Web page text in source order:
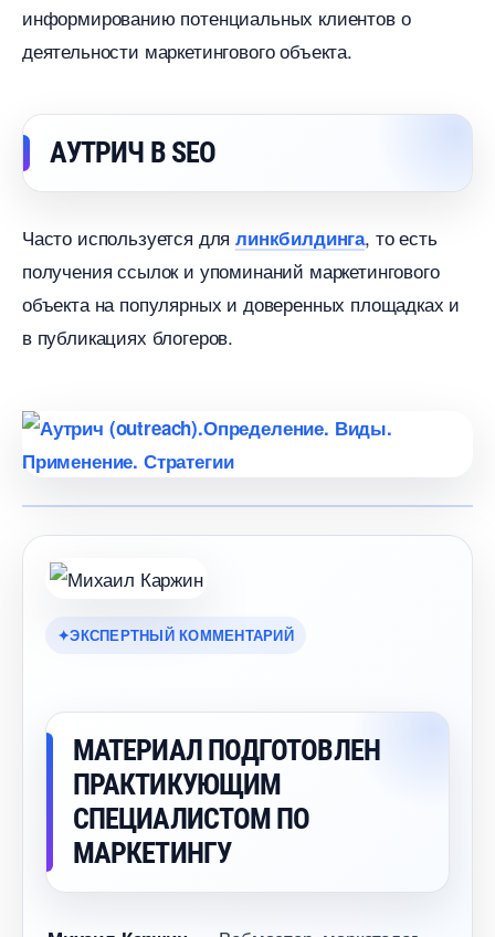
информированию потенциальных клиентов о
деятельности маркетингового объекта.
АУТРИЧ В SEO
Часто используется длялинкбилдинга, то есть
получения ссылок и упоминаний маркетингового
объекта на популярных и доверенных площадках и
публикациях блогеров.
ЭКСПЕРТНЫЙ КОММЕНТАРИЙ
МАТЕРИАЛ ПОДГОТОВЛЕН
ПРАКТИКУЮЩИМ
СПЕЦИАЛИСТОМ ПО
МАРКЕТИНГУ